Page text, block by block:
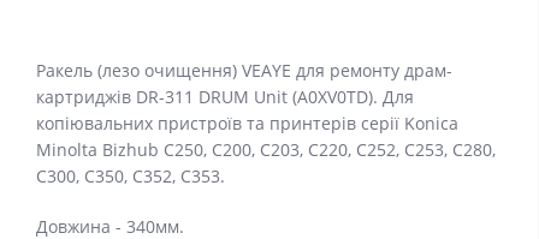
Ракель (лезо очищення) VEAYE для ремонту драм-
картриджів DR-311 DRUM Unit (A0XV0TD). Для
копіювальних пристроїв та принтерів серії Konica
Minolta Bizhub C250, C200, C203, C220, C252, C253, C280,
C300, C350, C352, C353.
Довжина - 340мм.